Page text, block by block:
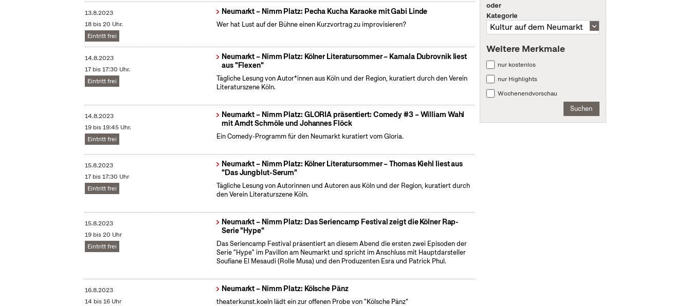
13.8.2023
18 bis 20 Uhr.
Eintritt frei
Neumarkt – Nimm Platz: Pecha Kucha Karaoke mit Gabi Linde
Wer hat Lust auf der Bühne einen Kurzvortrag zu improvisieren?
14.8.2023
17 bis 17:30 Uhr.
Eintritt frei
Neumarkt – Nimm Platz: Kölner Literatursommer – Kamala Dubrovnik liest
aus "Flexen"
Tägliche Lesung von Autor*innen aus Köln und der Region, kuratiert durch den Verein
Literaturszene Köln.
14.8.2023
19 bis 19:45 Uhr.
Eintritt frei
Neumarkt – Nimm Platz: GLORIA präsentiert: Comedy #3 – William Wahl
mit Arndt Schmöle und Johannes Flöck
Ein Comedy-Programm für den Neumarkt kuratiert vom Gloria.
15.8.2023
17 bis 17:30 Uhr
Eintritt frei
Neumarkt – Nimm Platz: Kölner Literatursommer – Thomas Kiehl liest aus
"Das Jungblut-Serum"
Tägliche Lesung von Autorinnen und Autoren aus Köln und der Region, kuratiert durch
den Verein Literaturszene Köln.
15.8.2023
19 bis 20 Uhr
Eintritt frei
Neumarkt – Nimm Platz: Das Seriencamp Festival zeigt die Kölner Rap-
Serie "Hype"
Das Seriencamp Festival präsentiert an diesem Abend die ersten zwei Episoden der
Serie "Hype" im Pavillon am Neumarkt und spricht im Anschluss mit Hauptdarsteller
Soufiane El Mesaudi (Rolle Musa) und den Produzenten Esra und Patrick Phul.
16.8.2023
14 bis 16 Uhr
Neumarkt – Nimm Platz: Kölsche Pänz
theaterkunst.koeln lädt ein zur offenen Probe von "Kölsche Pänz"
oder
Kategorie
Weitere Merkmale
nur kostenlos
nur Highlights
Wochenendvorschau
Suchen